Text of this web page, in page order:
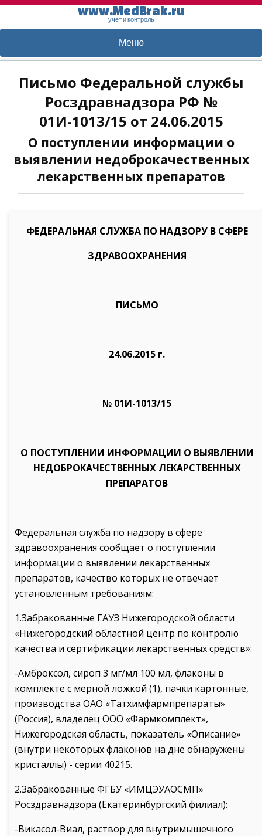
www.MedBrak.ru
учет и контроль
Меню
Письмо Федеральной службы
Росздравнадзора РФ №
01И-1013/15 от 24.06.2015
О поступлении информации о
выявлении недоброкачественных
лекарственных препаратов
ФЕДЕРАЛЬНАЯ СЛУЖБА ПО НАДЗОРУ В СФЕРЕ
ЗДРАВООХРАНЕНИЯ
ПИСЬМО
24.06.2015 г.
№ 01И-1013/15
О ПОСТУПЛЕНИИ ИНФОРМАЦИИ О ВЫЯВЛЕНИИ
НЕДОБРОКАЧЕСТВЕННЫХ ЛЕКАРСТВЕННЫХ
ПРЕПАРАТОВ
Федеральная служба по надзору в сфере
здравоохранения сообщает о поступлении
информации о выявлении лекарственных
препаратов, качество которых не отвечает
установленным требованиям:
1.Забракованные ГАУЗ Нижегородской области
«Нижегородский областной центр по контролю
качества и сертификации лекарственных средств»:
-Амброксол, сироп 3 мг/мл 100 мл, флаконы в
комплекте с мерной ложкой (1), пачки картонные,
производства ОАО «Татхимфармпрепараты»
(Россия), владелец ООО «Фармкомплект»,
Нижегородская область, показатель «Описание»
(внутри некоторых флаконов на дне обнаружены
кристаллы) - серии 40215.
2.Забракованные ФГБУ «ИМЦЭУАОСМП»
Росздравнадзора (Екатеринбургский филиал):
-Викасол-Виал, раствор для внутримышечного